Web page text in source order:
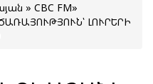
» CBC FM»
ԼՈՒՐԵՐԻ